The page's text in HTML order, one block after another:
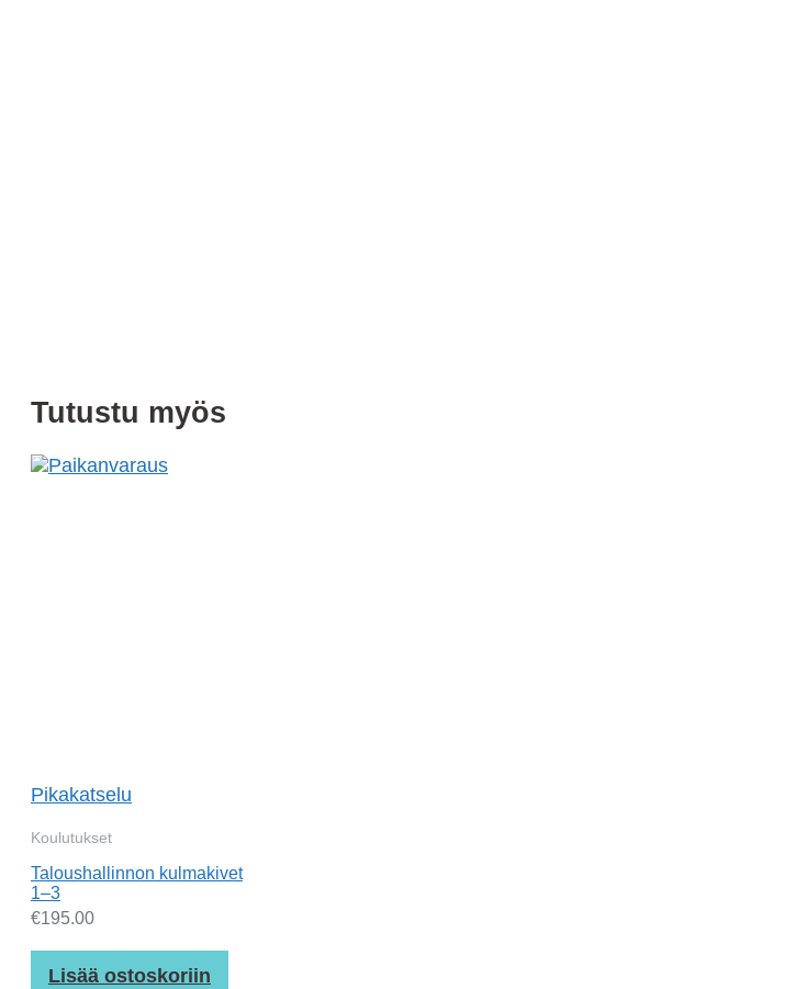
Tutustu myös
Pikakatselu
Koulutukset
Taloushallinnon kulmakivet
1–3
€195.00
Lisää ostoskoriin